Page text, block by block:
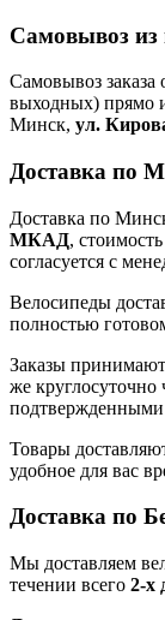
Самовывоз из
Самовывоз заказа
выходных) прямо
Минск, ул.
Доставка по
Доставка по
МКАД,
согласуется с
Велосипеды
полностью
Заказы
же круглосуточно
подтвержденными
Товары
удобное для вас
Доставка по
Мы доставляем
течении всего 2-х